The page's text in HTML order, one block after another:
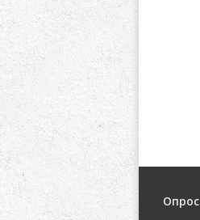
Опрос